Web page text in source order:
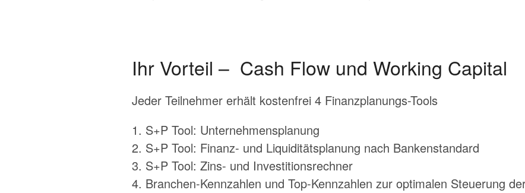
Ihr Vorteil – Cash Flow und Working Capital
Jeder Teilnehmer erhält kostenfrei 4 Finanzplanungs-Tools
1. S+P Tool: Unternehmensplanung
2. S+P Tool: Finanz- und Liquiditätsplanung nach Bankenstandard
3. S+P Tool: Zins- und Investitionsrechner
4. Branchen-Kennzahlen und Top-Kennzahlen zur optimalen Steuerung